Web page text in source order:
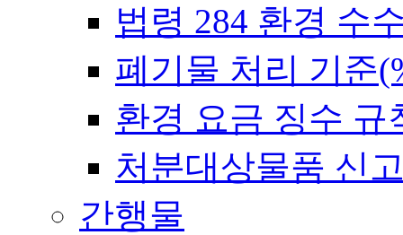
법령 284 환경 수
폐기물 처리 기준
환경 요금 징수 규
처분대상물품 신
간행물